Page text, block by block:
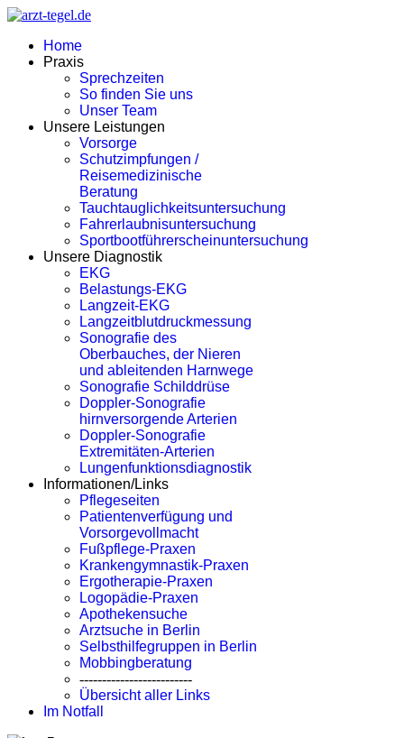
Home
Praxis
Sprechzeiten
So finden Sie uns
Unser Team
Unsere Leistungen
Vorsorge
Schutzimpfungen /
Reisemedizinische
Beratung
Tauchtauglichkeitsuntersuchung
Fahrerlaubnisuntersuchung
Sportbootführerscheinuntersuchung
Unsere Diagnostik
EKG
Belastungs-EKG
Langzeit-EKG
Langzeitblutdruckmessung
Sonografie des
Oberbauches, der Nieren
und ableitenden Harnwege
Sonografie Schilddrüse
Doppler-Sonografie
hirnversorgende Arterien
Doppler-Sonografie
Extremitäten-Arterien
Lungenfunktionsdiagnostik
Informationen/Links
Pflegeseiten
Patientenverfügung und
Vorsorgevollmacht
Fußpflege-Praxen
Krankengymnastik-Praxen
Ergotherapie-Praxen
Logopädie-Praxen
Apothekensuche
Arztsuche in Berlin
Selbsthilfegruppen in Berlin
Mobbingberatung
-------------------------
Übersicht aller Links
Im Notfall